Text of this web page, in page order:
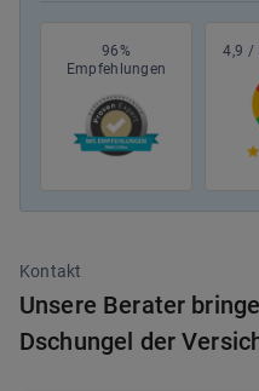
96%
Empfehlungen
4,9 /
Kontakt
Unsere Berater
Dschungel der